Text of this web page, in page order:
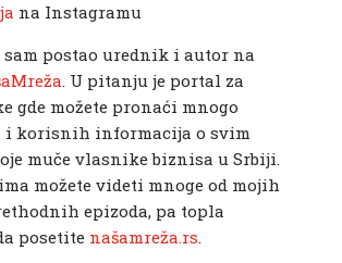
na Instagramu
sam postao urednik i autor na
. U pitanju je portal za
gde možete pronaći mnogo
korisnih informacija o svim
muče vlasnike biznisa u Srbiji.
možete videti mnoge od mojih
epizoda, pa topla
posetite našamreža.rs.